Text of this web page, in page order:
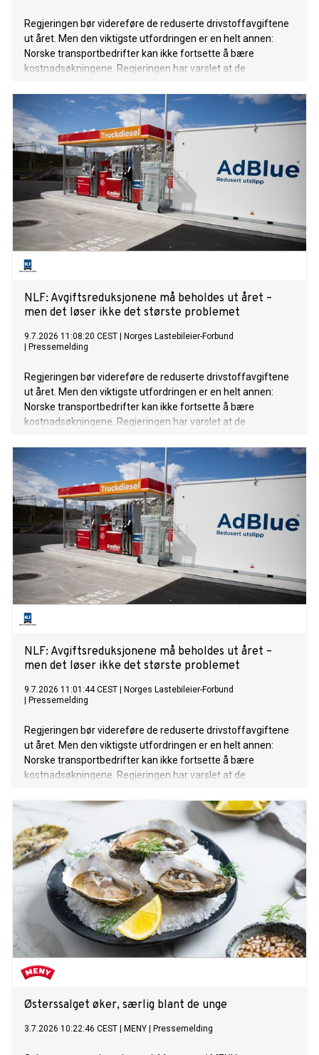
Regjeringen bør videreføre de reduserte drivstoffavgiftene
ut året. Men den viktigste utfordringen er en helt annen:
Norske transportbedrifter kan ikke fortsette å bære
kostnadsøkningene. Regjeringen har varslet at de
1. september. NLF mener det er feil tidspunkt. I Sverige har
de avgiftsreduksjoner fram til desember. Det gjør
konkurransesituasjonen dobbelt ille dersom avgiftene økes
1. september i Norge. Avgiftslettelsen har gitt
transportbedriftene et nødvendig pusterom i en periode
med høye kostnader og stor usikkerhet. Å øke avgiftene i ett
hopp samtidig som nabolandet senker dem, vil svekke
økonomien i en næring som allerede opererer med svært
små marginer. Men selv om avgiftsnivået er viktig, er det
ikke her den største utfordringen ligger.
NLF: Avgiftsreduksjonene må beholdes ut året –
men det løser ikke det største problemet
9.7.2026 11:08:20 CEST
Norges Lastebileier-Forbund
Pressemelding
Regjeringen bør videreføre de reduserte drivstoffavgiftene
ut året. Men den viktigste utfordringen er en helt annen:
Norske transportbedrifter kan ikke fortsette å bære
kostnadsøkningene. Regjeringen har varslet at de
1. september. NLF mener det er feil tidspunkt. I Sverige har
de avgiftsreduksjoner fram til desember. Det gjør
konkurransesituasjonen dobbelt ille dersom avgiftene økes
1. september i Norge. Avgiftslettelsen har gitt
transportbedriftene et nødvendig pusterom i en periode
med høye kostnader og stor usikkerhet. Å øke avgiftene i ett
hopp samtidig som nabolandet senker dem, vil svekke
økonomien i en næring som allerede opererer med svært
små marginer. Men selv om avgiftsnivået er viktig, er det
ikke her den største utfordringen ligger.
NLF: Avgiftsreduksjonene må beholdes ut året –
men det løser ikke det største problemet
9.7.2026 11:01:44 CEST
Norges Lastebileier-Forbund
Pressemelding
Regjeringen bør videreføre de reduserte drivstoffavgiftene
ut året. Men den viktigste utfordringen er en helt annen:
Norske transportbedrifter kan ikke fortsette å bære
kostnadsøkningene. Regjeringen har varslet at de
1. september. NLF mener det er feil tidspunkt. I Sverige har
de avgiftsreduksjoner fram til desember. Det gjør
konkurransesituasjonen dobbelt ille dersom avgiftene økes
1. september i Norge. Avgiftslettelsen har gitt
transportbedriftene et nødvendig pusterom i en periode
med høye kostnader og stor usikkerhet. Å øke avgiftene i ett
hopp samtidig som nabolandet senker dem, vil svekke
økonomien i en næring som allerede opererer med svært
små marginer. Men selv om avgiftsnivået er viktig, er det
ikke her den største utfordringen ligger.
Østerssalget øker, særlig blant de unge
3.7.2026 10:22:46 CEST MENY Pressemelding